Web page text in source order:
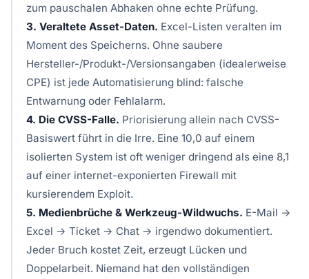
zum pauschalen Abhaken ohne echte Prüfung.
3. Veraltete Asset-Daten. Excel-Listen veralten im
Moment des Speicherns. Ohne saubere
Hersteller-/Produkt-/Versionsangaben (idealerweise
CPE) ist jede Automatisierung blind: falsche
Entwarnung oder Fehlalarm.
4. Die CVSS-Falle. Priorisierung allein nach CVSS-
Basiswert führt in die Irre. Eine 10,0 auf einem
isolierten System ist oft weniger dringend als eine 8,1
auf einer internet-exponierten Firewall mit
kursierendem Exploit.
5. Medienbrüche & Werkzeug-Wildwuchs. E-Mail →
Excel → Ticket → Chat → irgendwo dokumentiert.
Jeder Bruch kostet Zeit, erzeugt Lücken und
Doppelarbeit. Niemand hat den vollständigen